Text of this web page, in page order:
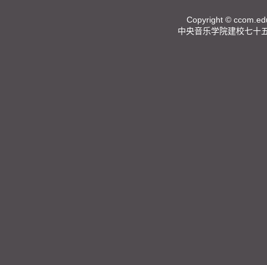
Copyright ©
中央音乐学院建校七十